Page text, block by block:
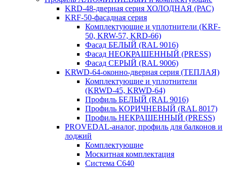
KRD-48-дверная серия ХОЛОДНАЯ (РАС)
KRF-50-фасадная серия
Комплектующие и уплотнители (KRF-
50, KRW-57, KRD-66)
Фасад БЕЛЫЙ (RAL 9016)
Фасад НЕОКРАШЕННЫЙ (PRESS)
Фасад СЕРЫЙ (RAL 9006)
KRWD-64-оконно-дверная серия (ТЕПЛАЯ)
Комплектующие и уплотнители
(KRWD-45, KRWD-64)
Профиль БЕЛЫЙ (RAL 9016)
Профиль КОРИЧНЕВЫЙ (RAL 8017)
Профиль НЕКРАШЕННЫЙ (PRESS)
PROVEDAL-аналог, профиль для балконов и
лоджий
Комплектующие
Москитная комплектация
Система C640